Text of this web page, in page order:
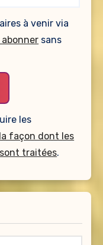
à venir via
sans
les
façon dont les
traitées.